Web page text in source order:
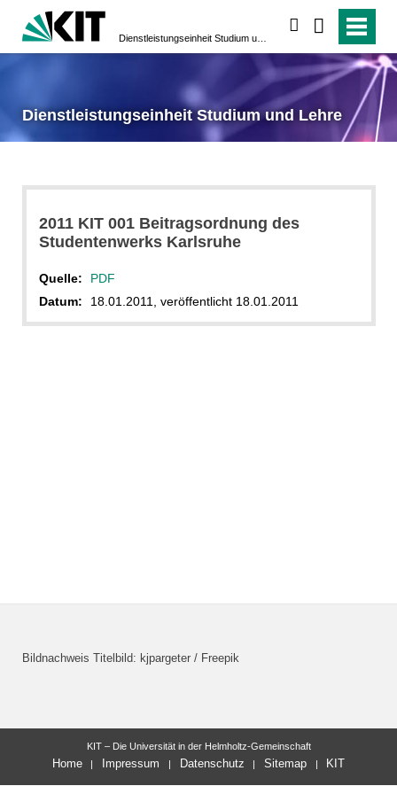
Dienstleistungseinheit Studium und Lehre
2011 KIT 001 Beitragsordnung des
Studentenwerks Karlsruhe
Quelle:
PDF
Datum:
18.01.2011, veröffentlicht 18.01.2011
Bildnachweis Titelbild: kjpargeter / Freepik
KIT – Die Universität in der Helmholtz-Gemeinschaft
Home Impressum Datenschutz Sitemap KIT